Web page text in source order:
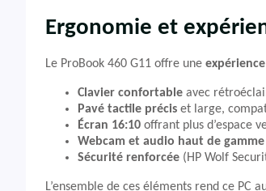
Ergonomie et
Le ProBook 460 G11 offre une
Clavier confortable avec
Pavé tactile précis et large,
Écran 16:10 offrant plus d’espace
Webcam et audio haut de gamme
Sécurité renforcée (HP Wolf
L’ensemble de ces éléments rend ce PC